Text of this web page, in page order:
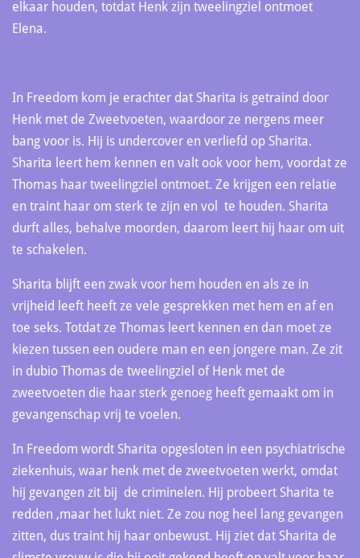
elkaar houden, totdat Henk zijn tweelingziel ontmoet
Elena.
In Freedom kom je erachter dat Sharita is getraind door
Henk met de Zweetvoeten, waardoor ze nergens meer
bang voor is. Hij is undercover en verliefd op Sharita.
Sharita leert hem kennen en valt ook voor hem, voordat ze
Thomas haar tweelingziel ontmoet. Ze krijgen een relatie
en traint haar om sterk te zijn en vol te houden. Sharita
durft alles, behalve moorden, daarom leert hij haar om uit
te schakelen.
Sharita blijft een zwak voor hem houden en als ze in
vrijheid leeft heeft ze vele gesprekken met hem en af en
toe seks. Totdat ze Thomas leert kennen en dan moet ze
kiezen tussen een oudere man en een jongere man. Ze zit
in dubio Thomas de tweelingziel of Henk met de
zweetvoeten die haar sterk genoeg heeft gemaakt om in
gevangenschap vrij te voelen.
In Freedom wordt Sharita opgesloten in een psychiatrische
ziekenhuis, waar henk met de zweetvoeten werkt, omdat
hij gevangen zit bij de criminelen. Hij probeert Sharita te
redden ,maar het lukt niet. Ze zou nog heel lang gevangen
zitten, dus traint hij haar onbewust. Hij ziet dat Sharita de